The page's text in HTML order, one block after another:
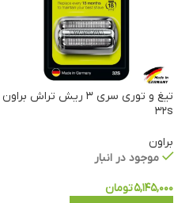
تیغ و توری سری ۳ ریش تراش براون
۳۲s
براون
موجود در انبار
۵,۱۴۵,۰۰۰تومان